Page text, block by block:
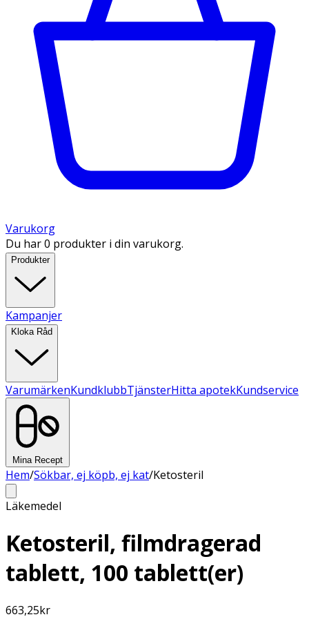
Varukorg
Du har 0 produkter i din varukorg.
Produkter
Kampanjer
Kloka Råd
VarumärkenKundklubbTjänsterHitta apotekKundservice
Mina Recept
Hem/Sökbar, ej köpb, ej kat/Ketosteril
Läkemedel
Ketosteril, filmdragerad
tablett, 100 tablett(er)
663,25kr